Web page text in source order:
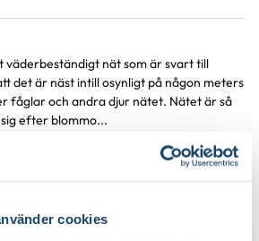
cookies
väderbeständigt nät som är svart till
det är näst intill osynligt på någon meters
fåglar och andra djur nätet. Nätet är så
efter blommo...